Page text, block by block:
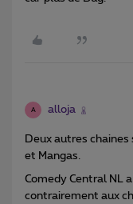
A alloja
Deux autres chaines
et Mangas.
Comedy Central NL
contrairement aux